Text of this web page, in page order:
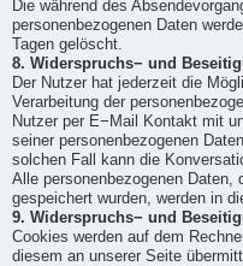
Die während des
personenbezogenen Daten
Tagen gelöscht.
8. Widerspruchs− und
Der Nutzer hat jederzeit die
Verarbeitung der
Nutzer per E−Mail Kontakt mit
seiner personenbezogenen
solchen Fall kann die
Alle personenbezogenen Daten,
gespeichert wurden, werden in
9. Widerspruchs− und
Cookies werden auf dem
diesem an unserer Seite